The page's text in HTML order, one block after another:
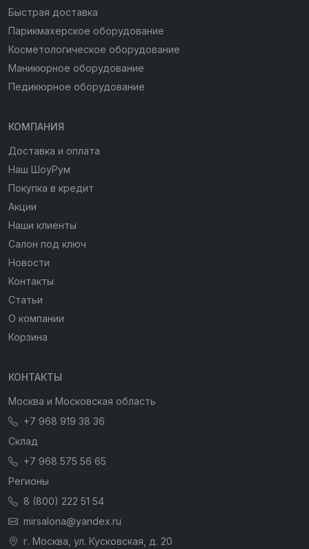
Быстрая доставка
Парикмахерское оборудование
Косметологическое оборудование
Маникюрное оборудование
Педикюрное оборудование
КОМПАНИЯ
Доставка и оплата
Наш ШоуРум
Покупка в кредит
Акции
Наши клиенты
Салон под ключ
Новости
Контакты
Статьи
О компании
Корзина
КОНТАКТЫ
Москва и Московская область
+7 968 919 38 36
Склад
+7 968 575 56 65
Регионы
8 (800) 222 51 54
mirsalona@yandex.ru
г. Москва, ул. Кусковская, д. 20